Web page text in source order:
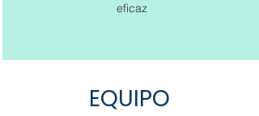
eficaz
EQUIPO